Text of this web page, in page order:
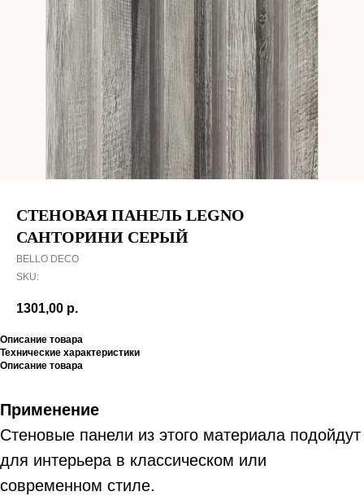
СТЕНОВАЯ ПАНЕЛЬ LEGNO
САНТОРИНИ СЕРЫЙ
BELLO DECO
SKU:
1301,00 р.
Описание товара
Технические характеристики
Описание товара
Применение
Стеновые панели из этого материала подойдут
для интерьера в классическом или
современном стиле.